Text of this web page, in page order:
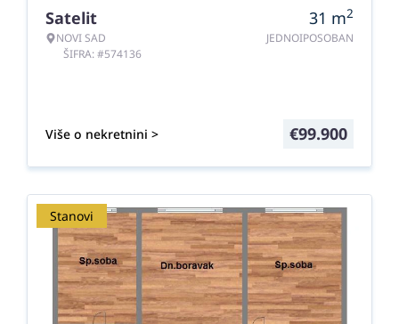
Satelit
NOVI SAD
ŠIFRA: #574136
31 m2
JEDNOIPOSOBAN
Više o nekretnini > €99.900
Stanovi